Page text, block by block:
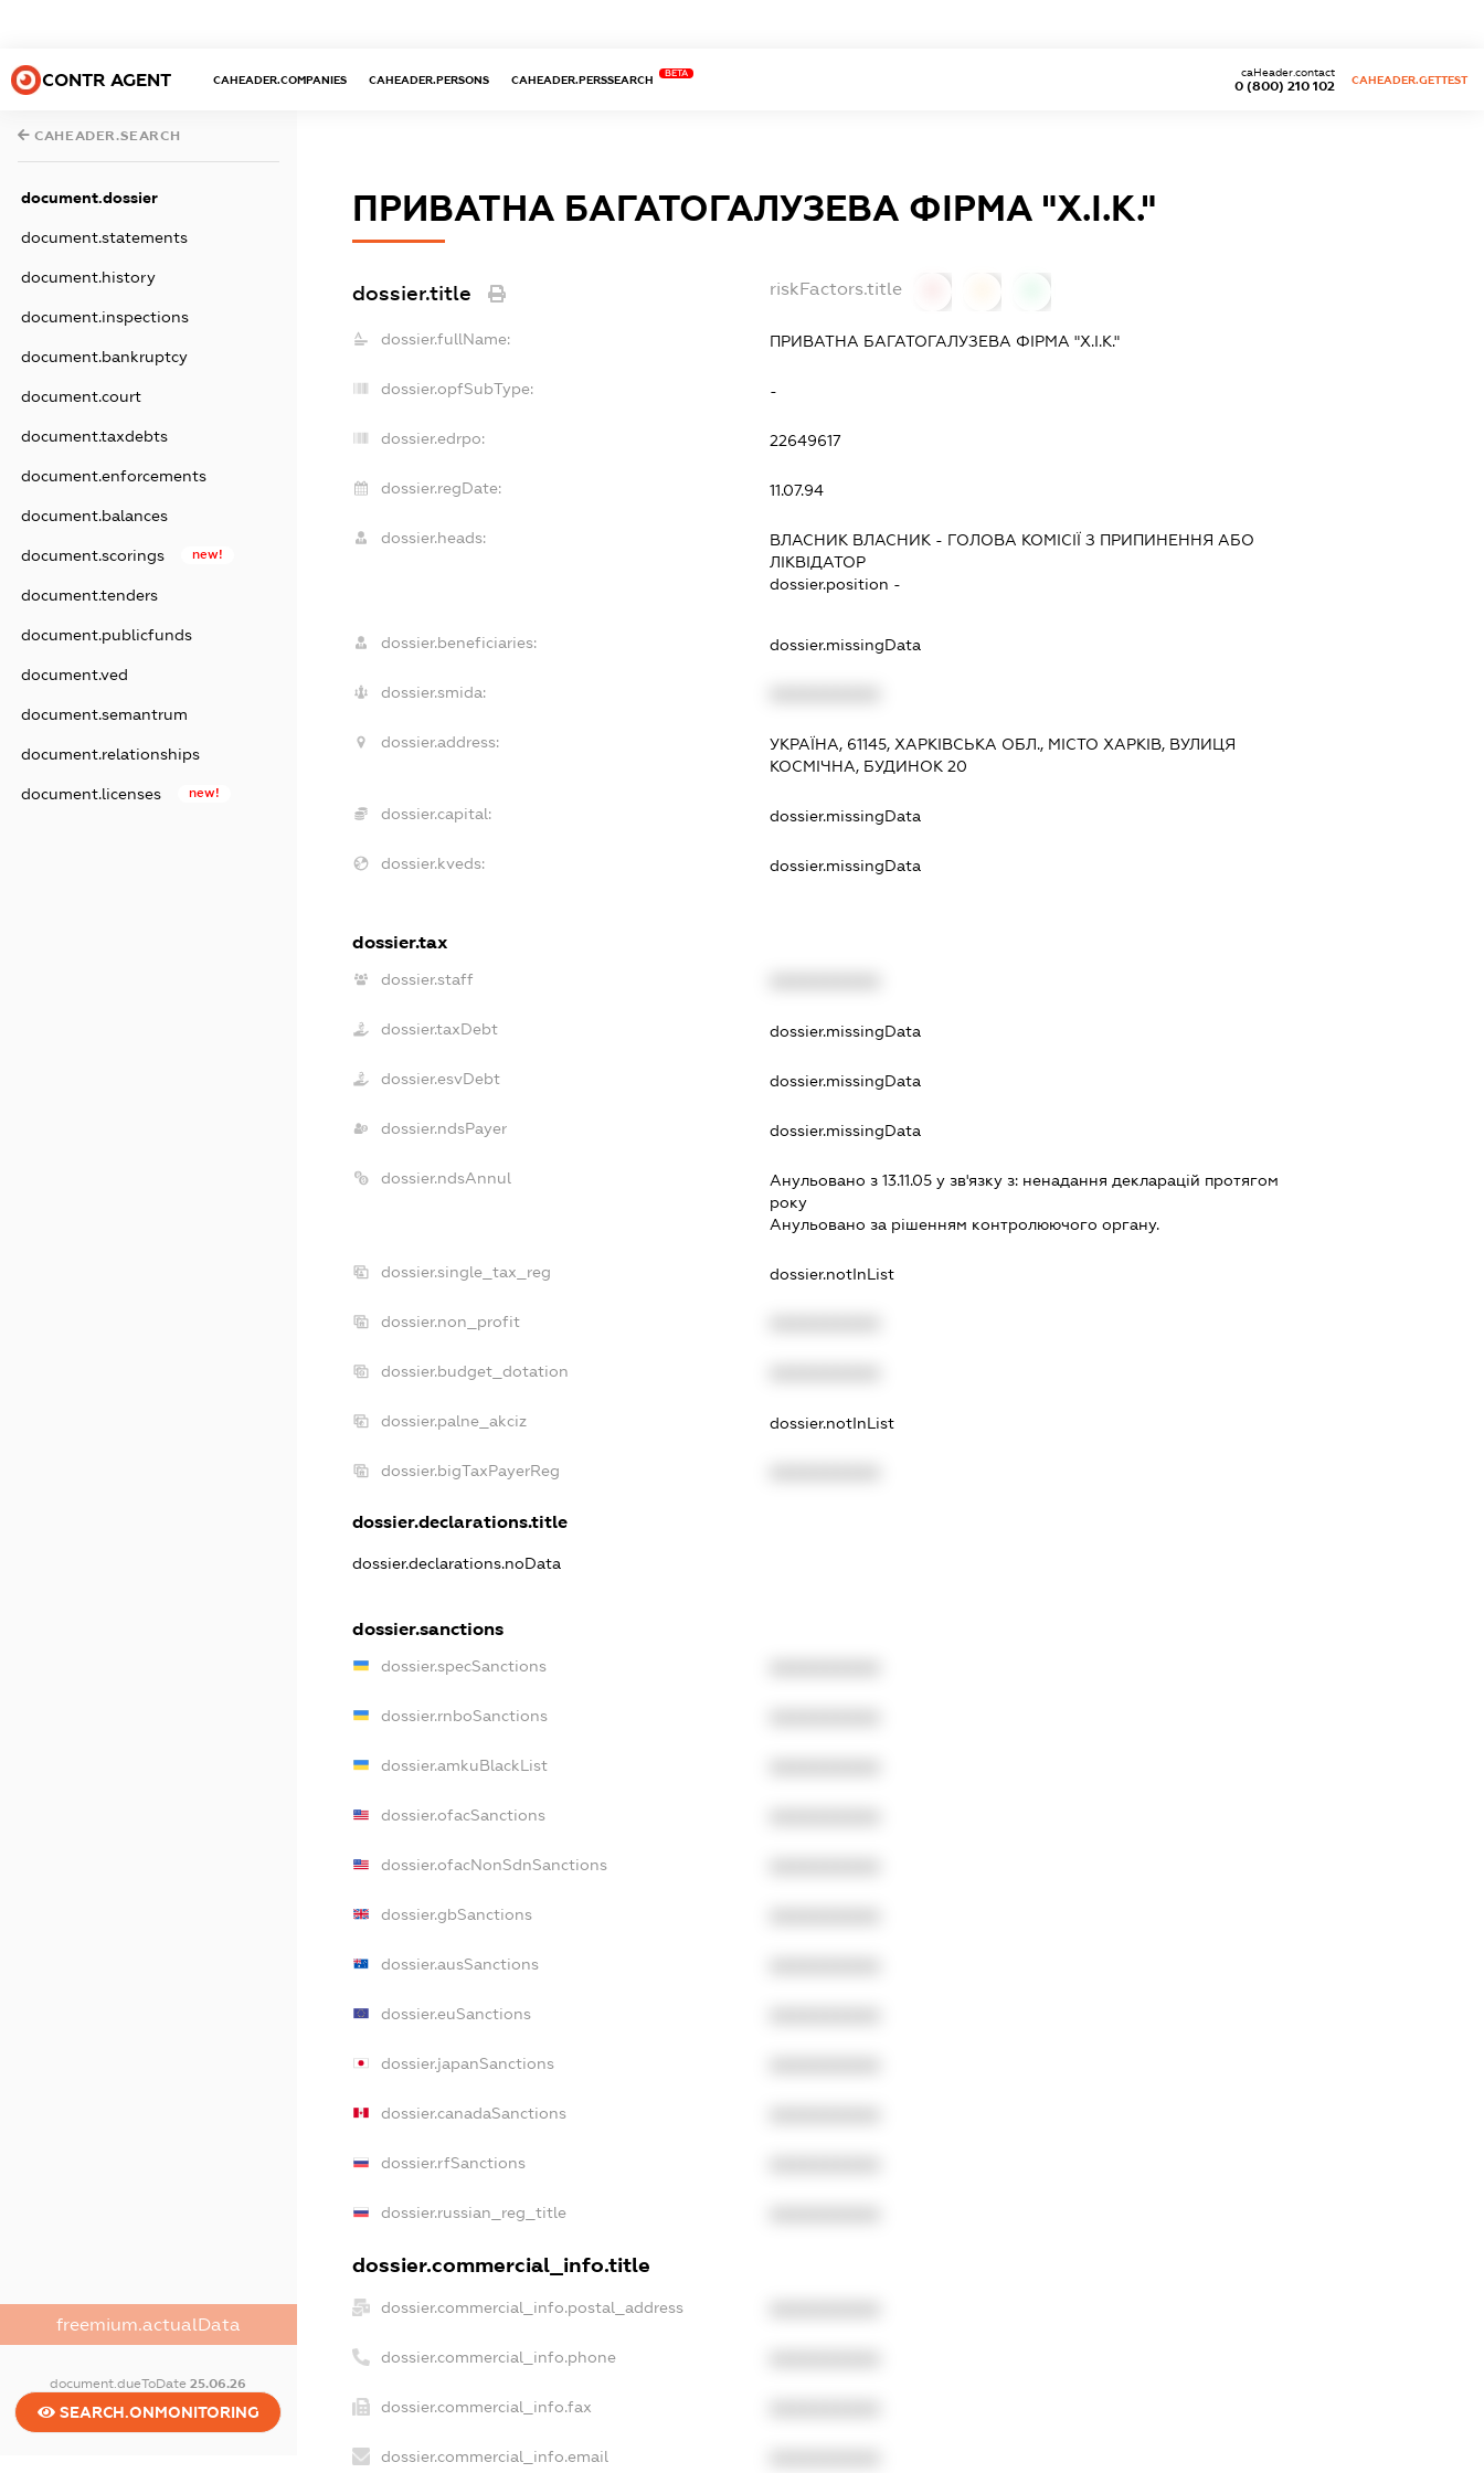
CONTR AGENT CAHEADER.COMPANIES CAHEADER.PERSONS CAHEADER.PERSSEARCH
BETA
0 (800) 210 102
caHeader.contact
CAHEADER.GETTEST
CAHEADER.SEARCH
document.dossier
document.statements
document.history
document.inspections
document.bankruptcy
document.court
document.taxdebts
document.enforcements
document.balances
document.scorings new!
document.tenders
document.publicfunds
document.ved
document.semantrum
document.relationships
document.licenses new!
freemium.actualData
document.dueToDate25.06.26
SEARCH.ONMONITORING
ПРИВАТНА БАГАТОГАЛУЗЕВА ФІРМА "Х.І.К."
dossier.title riskFactors.title
dossier.fullName: ПРИВАТНА БАГАТОГАЛУЗЕВА ФІРМА "Х.І.К."
dossier.opfSubType: -
dossier.edrpo: 22649617
dossier.regDate: 11.07.94
dossier.heads: ВЛАСНИК ВЛАСНИК - ГОЛОВА КОМІСІЇ З ПРИПИНЕННЯ АБО
ЛІКВІДАТОР
dossier.position -
dossier.beneficiaries: dossier.missingData
dossier.smida:
dossier.address:
УКРАЇНА, 61145, ХАРКІВСЬКА ОБЛ., МІСТО ХАРКІВ, ВУЛИЦЯ
КОСМІЧНА, БУДИНОК 20
dossier.capital: dossier.missingData
dossier.kveds: dossier.missingData
dossier.tax
dossier.staff
dossier.taxDebt dossier.missingData
dossier.esvDebt dossier.missingData
dossier.ndsPayer dossier.missingData
dossier.ndsAnnul Анульовано з 13.11.05 у зв'язку з: ненадання декларацiй протягом
року
Анульовано за рiшенням контролюючого органу.
dossier.single_tax_reg dossier.notInList
dossier.non_profit
dossier.budget_dotation
dossier.palne_akciz dossier.notInList
dossier.bigTaxPayerReg
dossier.declarations.title
dossier.declarations.noData
dossier.sanctions
dossier.specSanctions
dossier.rnboSanctions
dossier.amkuBlackList
dossier.ofacSanctions
dossier.ofacNonSdnSanctions
dossier.gbSanctions
dossier.ausSanctions
dossier.euSanctions
dossier.japanSanctions
dossier.canadaSanctions
dossier.rfSanctions
dossier.russian_reg_title
dossier.commercial_info.title
dossier.commercial_info.postal_address
dossier.commercial_info.phone
dossier.commercial_info.fax
dossier.commercial_info.email